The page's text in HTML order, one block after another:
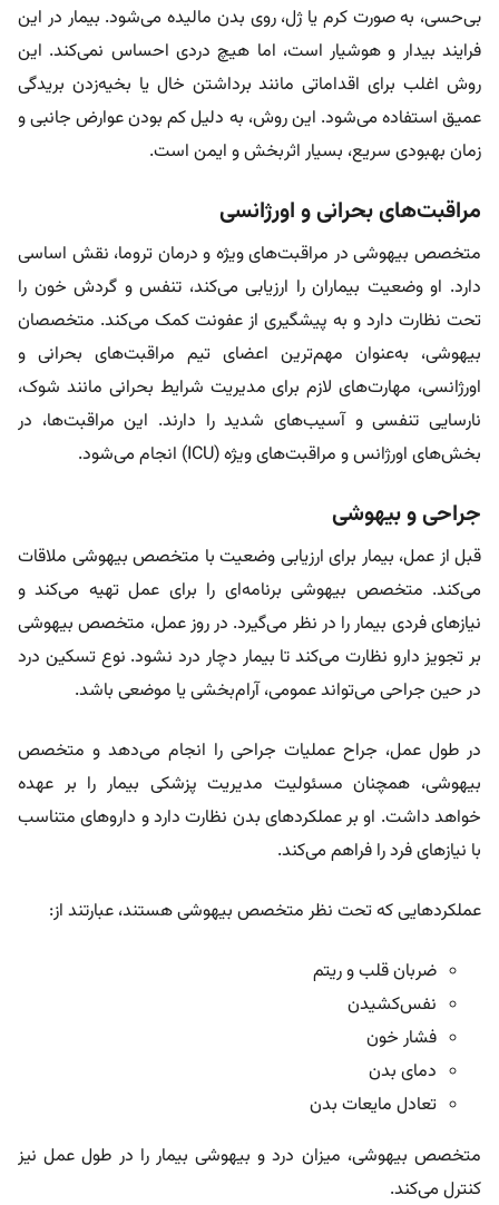
بی‌‌حسی، به صورت کرم یا ژل، روی بدن مالیده می‌شود. بیمار در این
فرایند بیدار و هوشیار است، اما هیچ دردی احساس نمی‌کند. این
روش اغلب برای اقداماتی مانند برداشتن خال یا بخیه‌زدن بریدگی
عمیق استفاده می‌شود. این روش، به دلیل کم بودن عوارض جانبی و
زمان بهبودی سریع، بسیار اثربخش و ایمن است.
مراقبت‌های بحرانی و اورژانسی
متخصص بیهوشی در مراقبت‌های ویژه و درمان تروما، نقش اساسی
دارد. او وضعیت بیماران را ارزیابی می‌کند، تنفس و گردش خون را
تحت نظارت دارد و به پیشگیری از عفونت کمک می‌کند. متخصصان
بیهوشی، به‌عنوان مهم‌ترین اعضای تیم مراقبت‌های بحرانی و
اورژانسی، مهارت‌های لازم برای مدیریت شرایط بحرانی مانند شوک،
نارسایی تنفسی و آسیب‌های شدید را دارند. این مراقبت‌ها، در
بخش‌های اورژانس و مراقبت‌های ویژه (ICU) انجام می‌شود.
جراحی و بیهوشی
قبل از عمل، بیمار برای ارزیابی وضعیت با متخصص بیهوشی ملاقات
می‌کند. متخصص بیهوشی برنامه‌ای را برای عمل تهیه می‌کند و
نیازهای فردی بیمار را در نظر می‌گیرد. در روز عمل، متخصص بیهوشی
بر تجویز دارو نظارت می‌کند تا بیمار دچار درد نشود. نوع تسکین درد
در حین جراحی می‌تواند عمومی، آرام‌بخشی یا موضعی باشد.
در طول عمل، جراح عملیات جراحی را انجام می‌دهد و متخصص
بیهوشی، همچنان مسئولیت مدیریت پزشکی بیمار را بر عهده
خواهد داشت. او بر عملکردهای بدن نظارت دارد و داروهای متناسب
با نیازهای فرد را فراهم می‌کند.
عملکردهایی که تحت نظر متخصص بیهوشی‌ هستند، عبارتند از:
ضربان قلب و ریتم
نفس‌كشيدن
فشار خون
دمای بدن
تعادل مایعات بدن
متخصص بیهوشی، میزان درد و بیهوشی بیمار را در طول عمل نیز
کنترل می‌کند.